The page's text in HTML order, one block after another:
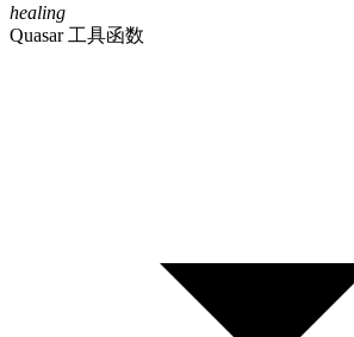
healing
Quasar 工具函数